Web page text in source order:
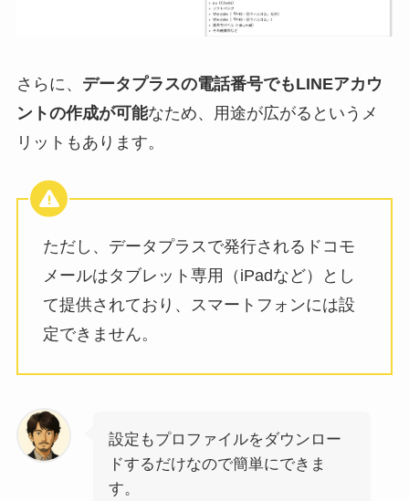
さらに、 データプラスの電話番号でもLINEアカウ
ントの作成が可能なため、用途が広がるというメ
リットもあります。
ただし、データプラスで発行されるドコモ
メールはタブレット専用（iPadなど）とし
て提供されており、スマートフォンには設
定できません。
設定もプロファイルをダウンロー
ドするだけなので簡単にできま
す。